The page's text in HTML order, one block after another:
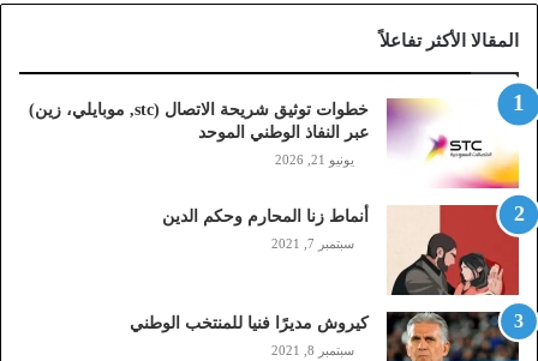
ل
ا
ت
ص
ل
(
s
,
م
و
المقالا الأكثر تفاعلاً
خطوات توثيق شريحة الاتصال (stc, موبايلي، زين)
عبر النفاذ الوطني الموحد
يونيو 21, 2026
أنماط زنا المحارم وحكم الدين
سبتمبر 7, 2021
كيروش مديرًا فنيا للمنتخب الوطني
سبتمبر 8, 2021